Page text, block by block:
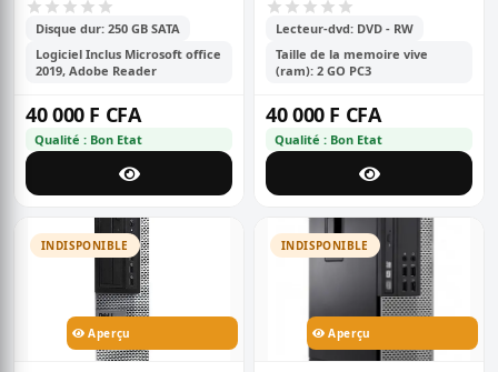
Disque dur: 250 GB SATA
Logiciel Inclus Microsoft office
2019, Adobe Reader
40 000 F CFA
Qualité : Bon Etat
2gb ram - 500gb hdd -
windows 10
Lecteur-dvd: DVD - RW
Taille de la memoire vive
(ram): 2 GO PC3
40 000 F CFA
Qualité : Bon Etat
INDISPONIBLE
Aperçu
INDISPONIBLE
Aperçu